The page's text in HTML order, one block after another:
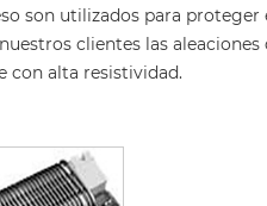
son utilizados para proteger
clientes las aleaciones
con alta resistividad.